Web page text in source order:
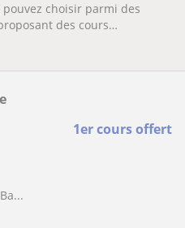
choisir parmi des
des cours
1er cours offert